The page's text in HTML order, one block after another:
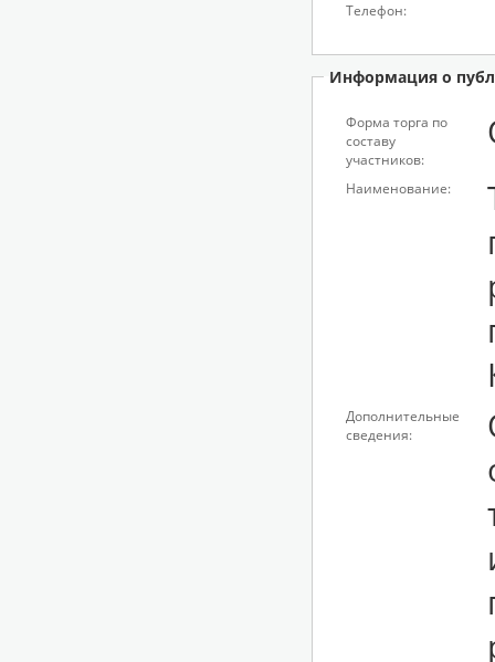
Телефон:
Информация о
Форма торга по
составу
участников:
Наименование:
Дополнительные
сведения: